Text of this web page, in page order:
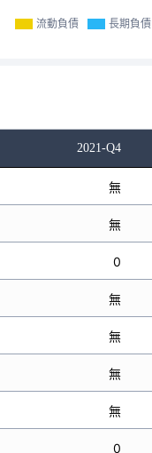
流動負債 長期負債
2021-Q4
無
無
0
無
無
無
無
0